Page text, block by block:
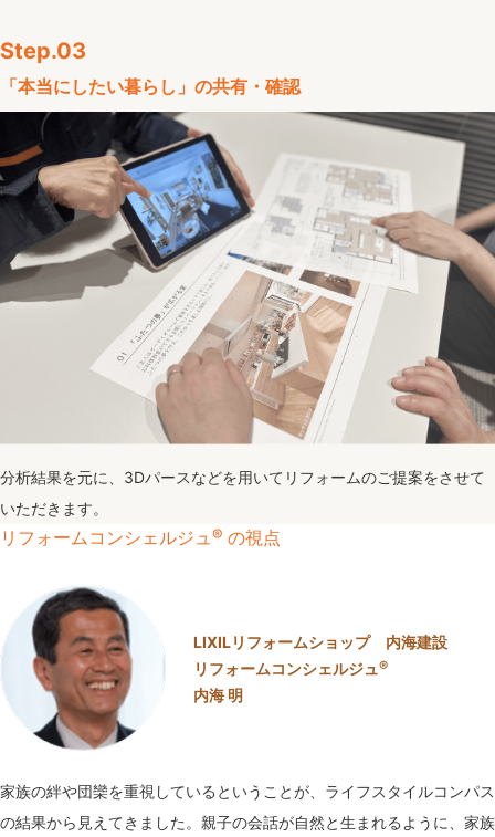
Step.03
「本当にしたい暮らし」の共有・確認
分析結果を元に、3Dパースなどを用いてリフォームのご提案をさせて
いただきます。
リフォームコンシェルジュ® の視点
LIXILリフォームショップ 内海建設
リフォームコンシェルジュ®
内海 明
家族の絆や団欒を重視しているということが、ライフスタイルコンパス
の結果から見えてきました。親子の会話が自然と生まれるように、家族